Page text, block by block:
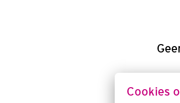
Cookies